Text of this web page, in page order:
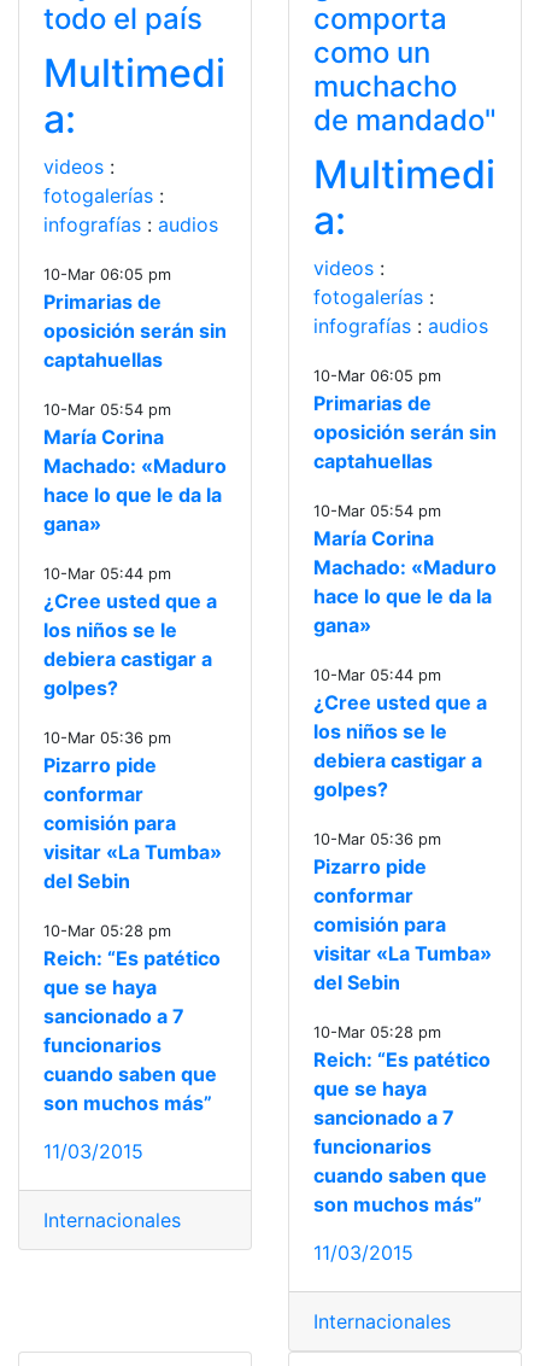
todo el país
Multimedi
a:
videos :
fotogalerías :
infografías : audios
10-Mar 06:05 pm
Primarias de
oposición serán sin
captahuellas
10-Mar 05:54 pm
María Corina
Machado: «Maduro
hace lo que le da la
gana»
10-Mar 05:44 pm
¿Cree usted que a
los niños se le
debiera castigar a
golpes?
10-Mar 05:36 pm
Pizarro pide
conformar
comisión para
visitar «La Tumba»
del Sebin
10-Mar 05:28 pm
Reich: “Es patético
que se haya
sancionado a 7
funcionarios
cuando saben que
son muchos más”
11/03/2015
Internacionales
comporta
como un
muchacho
de mandado"
Multimedi
a:
videos :
fotogalerías :
infografías : audios
10-Mar 06:05 pm
Primarias de
oposición serán sin
captahuellas
10-Mar 05:54 pm
María Corina
Machado: «Maduro
hace lo que le da la
gana»
10-Mar 05:44 pm
¿Cree usted que a
los niños se le
debiera castigar a
golpes?
10-Mar 05:36 pm
Pizarro pide
conformar
comisión para
visitar «La Tumba»
del Sebin
10-Mar 05:28 pm
Reich: “Es patético
que se haya
sancionado a 7
funcionarios
cuando saben que
son muchos más”
11/03/2015
Internacionales